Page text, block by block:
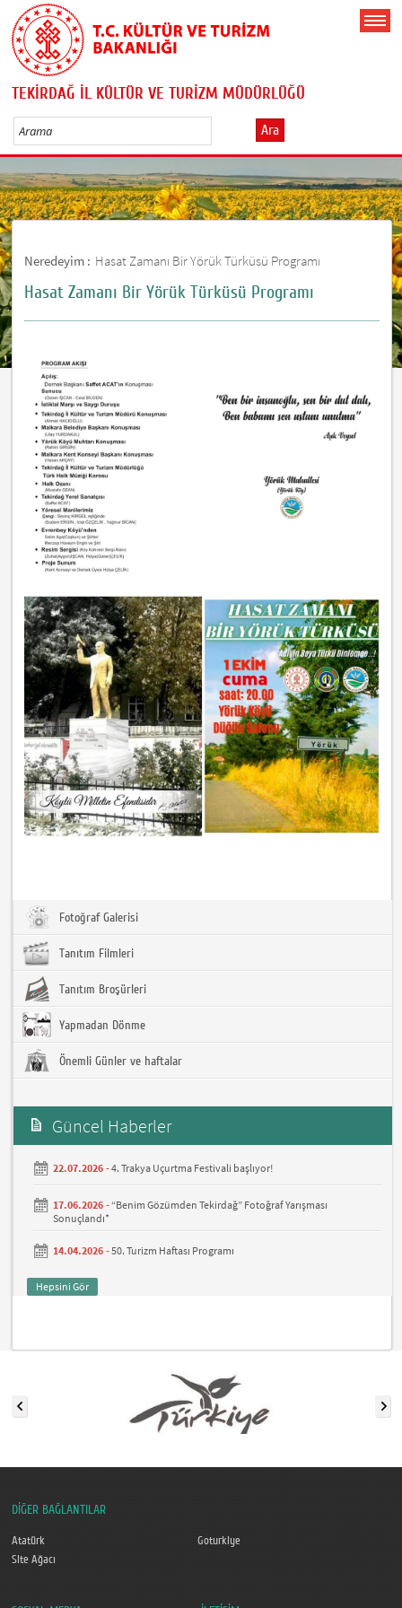
TEKİRDAĞ İL KÜLTÜR VE TURİZM MÜDÜRLÜĞÜ
Ara
Neredeyim : Hasat Zamanı Bir Yörük Türküsü Programı
Hasat Zamanı Bir Yörük Türküsü Programı
Fotoğraf Galerisi
Tanıtım Filmleri
Tanıtım Broşürleri
Yapmadan Dönme
Önemli Günler ve haftalar
Güncel Haberler
22.07.2026 -4. Trakya Uçurtma Festivali başlıyor!
17.06.2026 -“Benim Gözümden Tekirdağ” Fotoğraf Yarışması
Sonuçlandı*
14.04.2026 -50. Turizm Haftası Programı
Hepsini Gör
DİĞER BAĞLANTILAR
Atatürk
Goturkiye
Site Ağacı